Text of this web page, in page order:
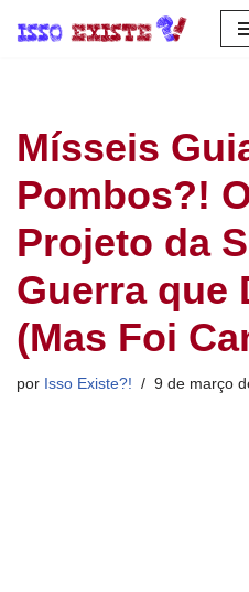
conteúdo
Mísseis
Pombos?!
Projeto da
Guerra que
(Mas Foi
por Isso Existe?! 9 de março